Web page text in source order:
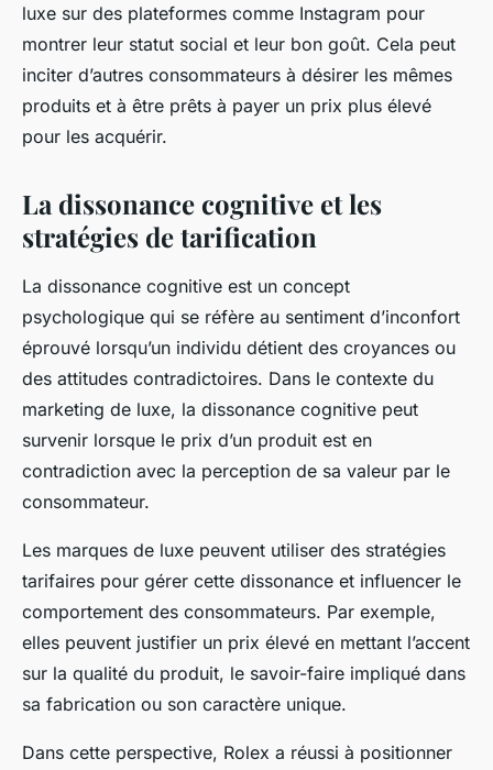
luxe sur des plateformes comme Instagram pour
montrer leur statut social et leur bon goût. Cela peut
inciter d’autres consommateurs à désirer les mêmes
produits et à être prêts à payer un prix plus élevé
pour les acquérir.
La dissonance cognitive et les
stratégies de tarification
La dissonance cognitive est un concept
psychologique qui se réfère au sentiment d’inconfort
éprouvé lorsqu’un individu détient des croyances ou
des attitudes contradictoires. Dans le contexte du
marketing de luxe, la dissonance cognitive peut
survenir lorsque le prix d’un produit est en
contradiction avec la perception de sa valeur par le
consommateur.
Les marques de luxe peuvent utiliser des stratégies
tarifaires pour gérer cette dissonance et influencer le
comportement des consommateurs. Par exemple,
elles peuvent justifier un prix élevé en mettant l’accent
sur la qualité du produit, le savoir-faire impliqué dans
sa fabrication ou son caractère unique.
Dans cette perspective, Rolex a réussi à positionner